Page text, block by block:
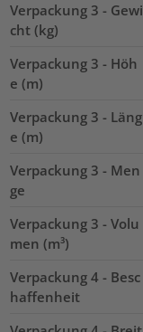
Verpackung 3 - Gewi
cht (kg)
Verpackung 3 - Höh
e (m)
Verpackung 3 - Läng
e (m)
Verpackung 3 - Men
ge
Verpackung 3 - Volu
men (m³)
Verpackung 4 - Besc
haffenheit